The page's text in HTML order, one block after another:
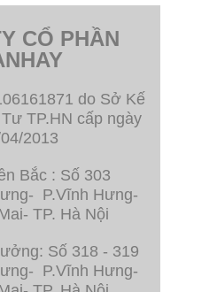
CỔ PHẦN
do Sở Kế
TP.HN cấp ngày
2013
Bắc : Số 303
P.Vĩnh Hưng-
TP. Hà Nội
Số 318 - 319
P.Vĩnh Hưng-